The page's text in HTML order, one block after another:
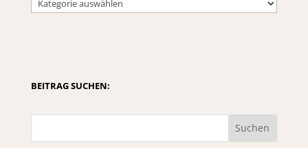
BEITRAG SUCHEN:
Suchen